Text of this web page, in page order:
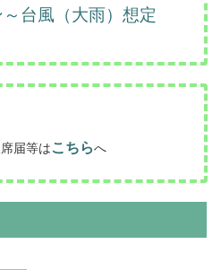
台風（大雨）想定
届等はこちらへ